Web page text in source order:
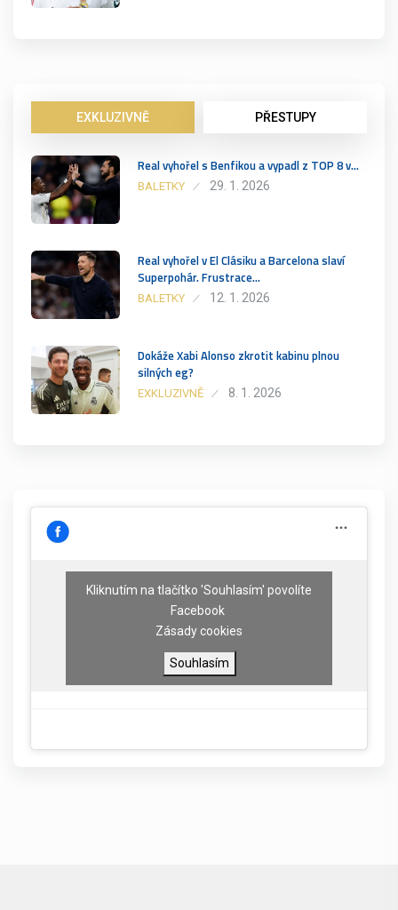
EXKLUZIVNĚ PŘESTUPY
Real vyhořel s Benfikou a vypadl z TOP 8 v…
BALETKY 29. 1. 2026
Real vyhořel v El Clásiku a Barcelona slaví
Superpohár. Frustrace…
BALETKY 12. 1. 2026
Dokáže Xabi Alonso zkrotit kabinu plnou
silných eg?
EXKLUZIVNĚ 8. 1. 2026
Kliknutím na tlačítko 'Souhlasím' povolíte
Facebook
Zásady cookies
Souhlasím